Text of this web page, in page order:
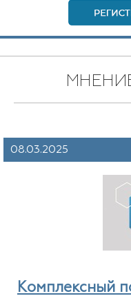
08.03.2025
Комплексный